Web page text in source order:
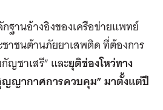
ฐานอ้างอิงของเครือข่ายแพทย์
าชนต้านภัยยาเสพติด ที่ต้องการ
ญชาเสรี” และยุติช่องโหว่ทาง
ญากาศการควบคุม” มาตั้งแต่ปี